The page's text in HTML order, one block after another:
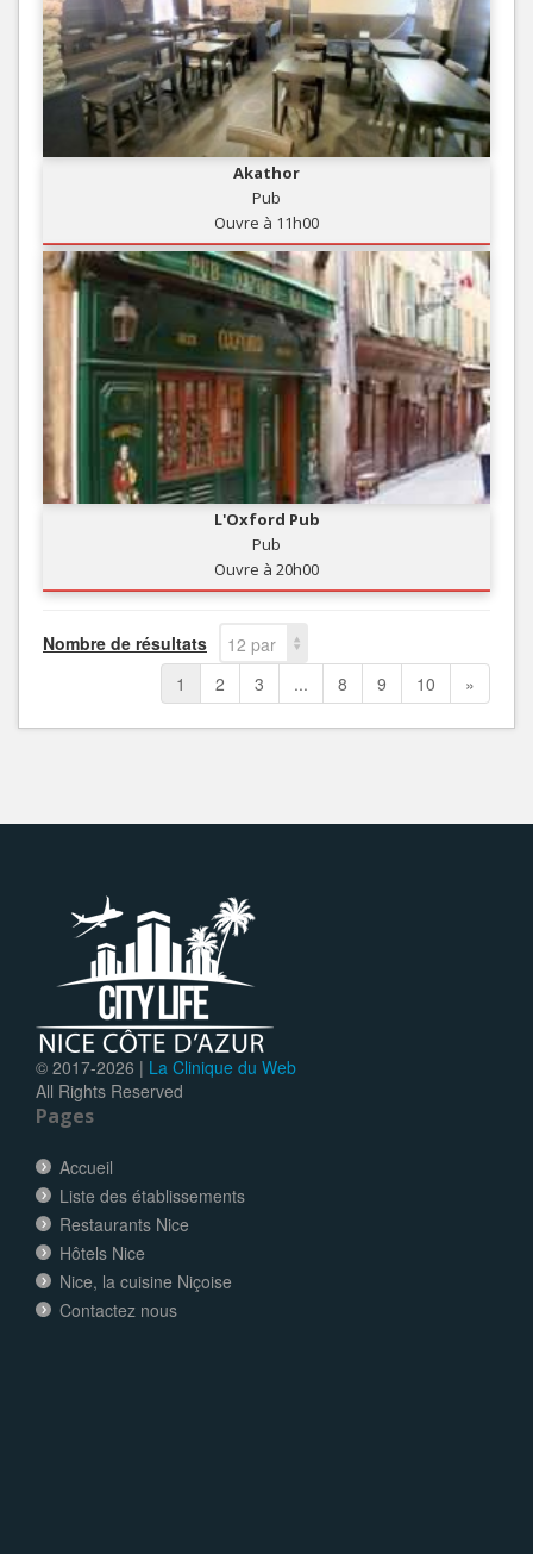
Akathor
Pub
Ouvre à 11h00
L'Oxford Pub
Pub
Ouvre à 20h00
Nombre de résultats
12 par
page
1 2 3 ... 8 9 10 »
© 2017-2026 | La Clinique du Web
All Rights Reserved
Pages
Accueil
Liste des établissements
Restaurants Nice
Hôtels Nice
Nice, la cuisine Niçoise
Contactez nous